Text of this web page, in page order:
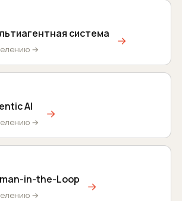
система
→
→
AI
→
→
in-the-Loop
→
→